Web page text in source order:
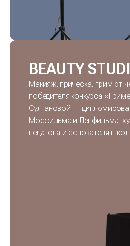
BEAUTY
Макияж, прическа, грим от
победителя конкурса
Султановой —
Мосфильма и Ленфильма,
педагога и основателя